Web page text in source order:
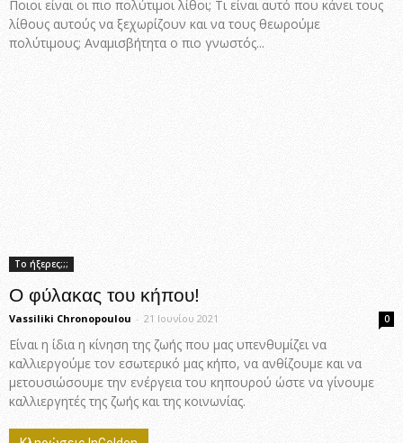
Ποιοι είναι οι πιο πολύτιμοι λίθοι; Τι είναι αυτό που κάνει τους
λίθους αυτούς να ξεχωρίζουν και να τους θεωρούμε
πολύτιμους; Αναμισβήτητα ο πιο γνωστός...
Το ήξερες;;;
Ο φύλακας του κήπου!
Vassiliki Chronopoulou - 21 Ιουνίου 2021 0
Είναι η ίδια η κίνηση της ζωής που μας υπενθυμίζει να
καλλιεργούμε τον εσωτερικό μας κήπο, να ανθίζουμε και να
μετουσιώσουμε την ενέργεια του κηπουρού ώστε να γίνουμε
καλλιεργητές της ζωής και της κοινωνίας.